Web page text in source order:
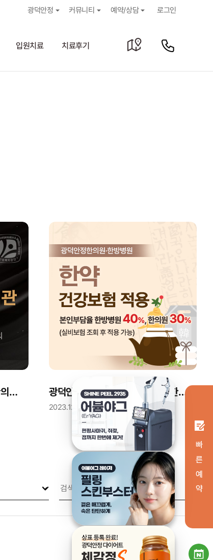
광덕안정 커뮤니티 예약/상담 로그인
입원치료 치료후기
‘산재지정 의료기관’ 광덕안정한의원·한방병원 안내 광덕안정한의원·한방병원 '첩약(한약) 건강보험 적용' 안내
2023.12.28
2022.07.22
빠 른 예 약